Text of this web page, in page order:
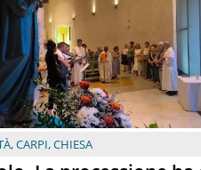
,CARPI,CHIESA